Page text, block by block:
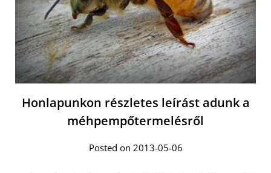
Honlapunkon részletes leírást adunk a
méhpempőtermelésről
Posted on 2013-05-06